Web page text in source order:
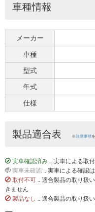
車種情報
メーカー
車種
型式
年式
仕様
製品適合表 ※注意事項
実車確認済み .. 実車による取
実車未確認 .. 実車による確認
取付不可 .. 適合製品の取り扱
きません
製品なし .. 適合製品の取り扱